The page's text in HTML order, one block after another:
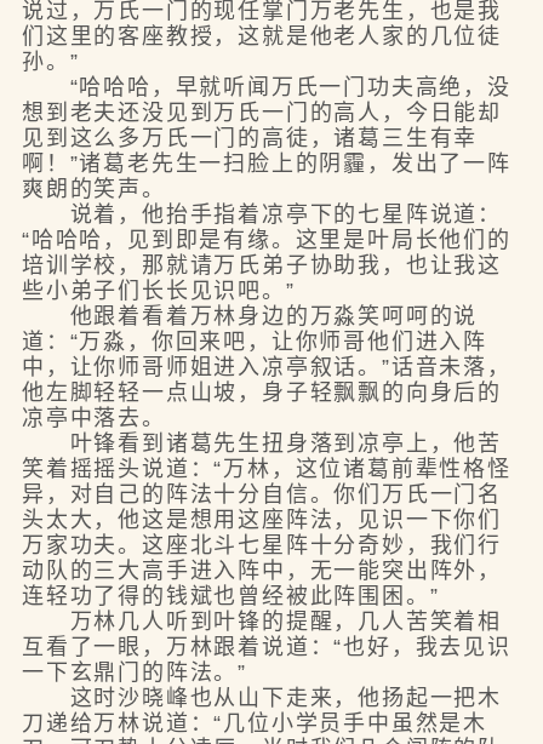
说过，万氏一门的现任掌门万老先生，也是我
们这里的客座教授，这就是他老人家的几位徒
孙。”
“哈哈哈，早就听闻万氏一门功夫高绝，没
想到老夫还没见到万氏一门的高人，今日能却
见到这么多万氏一门的高徒，诸葛三生有幸
啊！”诸葛老先生一扫脸上的阴霾，发出了一阵
爽朗的笑声。
说着，他抬手指着凉亭下的七星阵说道：
“哈哈哈，见到即是有缘。这里是叶局长他们的
培训学校，那就请万氏弟子协助我，也让我这
些小弟子们长长见识吧。”
他跟着看着万林身边的万淼笑呵呵的说
道：“万淼，你回来吧，让你师哥他们进入阵
中，让你师哥师姐进入凉亭叙话。”话音未落，
他左脚轻轻一点山坡，身子轻飘飘的向身后的
凉亭中落去。
叶锋看到诸葛先生扭身落到凉亭上，他苦
笑着摇摇头说道：“万林，这位诸葛前辈性格怪
异，对自己的阵法十分自信。你们万氏一门名
头太大，他这是想用这座阵法，见识一下你们
万家功夫。这座北斗七星阵十分奇妙，我们行
动队的三大高手进入阵中，无一能突出阵外，
连轻功了得的钱斌也曾经被此阵围困。”
万林几人听到叶锋的提醒，几人苦笑着相
互看了一眼，万林跟着说道：“也好，我去见识
一下玄鼎门的阵法。”
这时沙晓峰也从山下走来，他扬起一把木
刀递给万林说道：“几位小学员手中虽然是木